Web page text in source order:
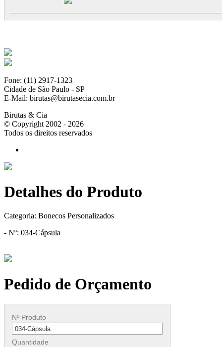
Fone: (11) 2917-1323
Cidade de São Paulo - SP
E-Mail: birutas@birutasecia.com.br
Birutas & Cia
© Copyright 2002 - 2026
Todos os direitos reservados
Detalhes do Produto
Categoria: Bonecos Personalizados
- Nº: 034-Cápsula
Pedido de Orçamento
Nº Produto
Quantidade